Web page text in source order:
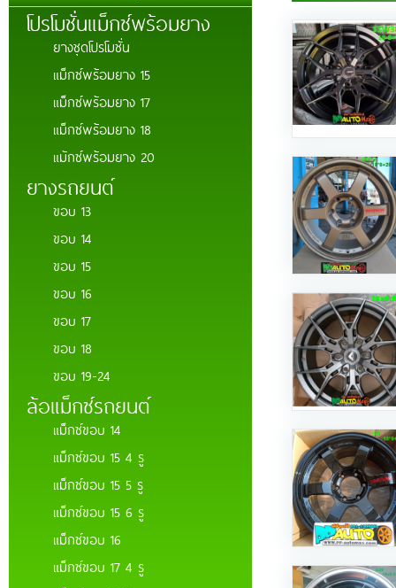
โปรโมชั่นแม็กซ์พร้อมยาง
ยางชุดโปรโมชั่น
แม็กซ์พร้อมยาง 15
แม็กซ์พร้อมยาง 17
แม็กซ์พร้อมยาง 18
แม้กซ์พร้อมยาง 20
ยางรถยนต์
ขอบ 13
ขอบ 14
ขอบ 15
ขอบ 16
ขอบ 17
ขอบ 18
ขอบ 19-24
ล้อแม็กซ์รถยนต์
แม็กซ์ขอบ 14
แม็กซ์ขอบ 15 4 รู
แม็กซ์ขอบ 15 5 รู
แม็กซ์ขอบ 15 6 รู
แม็กซ์ขอบ 16
แม็กซ์ขอบ 17 4 รู